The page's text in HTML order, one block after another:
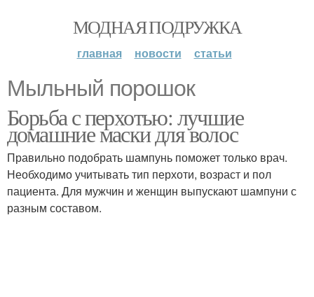
МОДНАЯ ПОДРУЖКА
главная новости статьи
Мыльный порошок
Борьба с перхотью: лучшие
домашние маски для волос
Правильно подобрать шампунь поможет только врач.
Необходимо учитывать тип перхоти, возраст и пол
пациента. Для мужчин и женщин выпускают шампуни с
разным составом.